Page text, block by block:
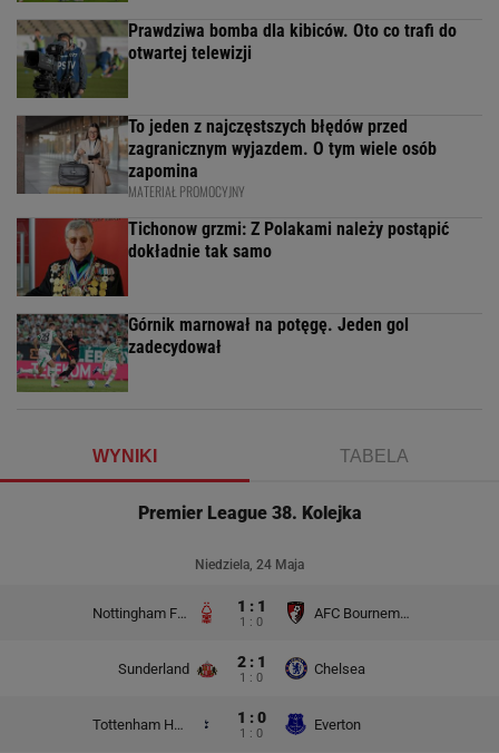
Prawdziwa bomba dla kibiców. Oto co trafi do
otwartej telewizji
To jeden z najczęstszych błędów przed
zagranicznym wyjazdem. O tym wiele osób
zapomina
MATERIAŁ PROMOCYJNY
Tichonow grzmi: Z Polakami należy postąpić
dokładnie tak samo
Górnik marnował na potęgę. Jeden gol
zadecydował
WYNIKI TABELA
Premier League 38. Kolejka
Niedziela, 24 Maja
Nottingham Forest 1 : 1
1 : 0
AFC Bournemouth
Sunderland 2 : 1
1 : 0
Chelsea
Tottenham Hotspur 1 : 0
1 : 0
Everton